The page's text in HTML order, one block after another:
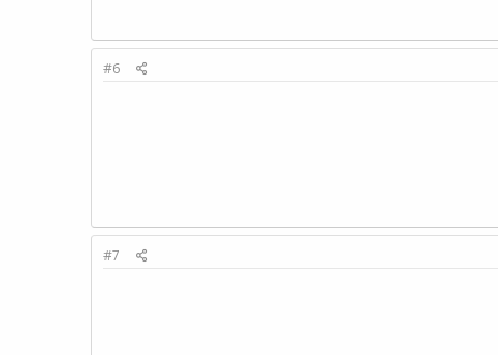
#6
#7